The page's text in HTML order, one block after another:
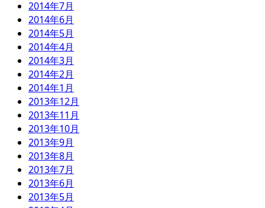
2014年7月
2014年6月
2014年5月
2014年4月
2014年3月
2014年2月
2014年1月
2013年12月
2013年11月
2013年10月
2013年9月
2013年8月
2013年7月
2013年6月
2013年5月